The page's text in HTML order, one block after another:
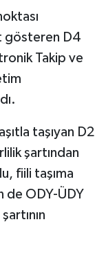
gösteren D4
Takip ve
taşıyan D2
şartından
fiili taşıma
de ODY-ÜDY